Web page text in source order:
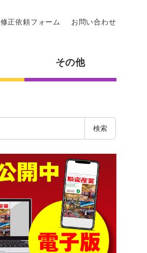
修正依頼フォーム お問い合わせ
その他
検索